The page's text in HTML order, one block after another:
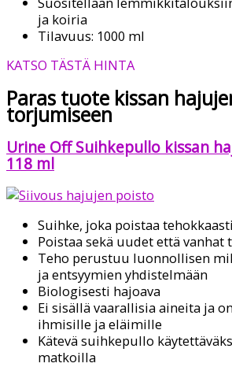
ja koiria
Tilavuus: 1000 ml
KATSO TÄSTÄ HINTA
Paras tuote kissan
torjumiseen
Urine Off Suihkepullo kissan
118 ml
Suihke, joka poistaa
Poistaa sekä uudet että vanhat
Teho perustuu luonnollisen
ja entsyymien yhdistelmään
Biologisesti hajoava
Ei sisällä vaarallisia aineita ja
ihmisille ja eläimille
Kätevä suihkepullo
matkoilla